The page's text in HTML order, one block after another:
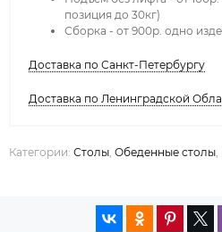
позиция до 30кг)
Сборка - от 900р. одно
Доставка по Санкт-Петербургу
Доставка по Ленинградской
Категории: Столы Обеденные столы